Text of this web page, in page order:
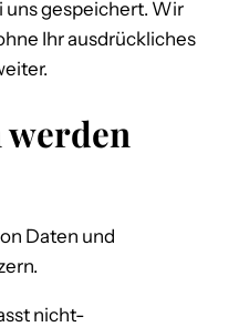
gespeichert. Wir
Ihr ausdrückliches
werden
Daten und
nicht-